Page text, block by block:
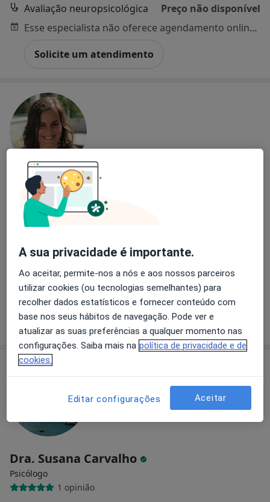
Avaliação neuropsicológica
Preço não disponível
Esse especialista não oferece agendamento online para esse endereço.
Solicite um atendimento
Liliana Correia
Psicólogo
16 opiniões
Dias Úteis - Psicologia e Psicoterapia Crianças e Casais
Avaliação neuropsicológica
Solicite um atendimento
Dra. Susana Carvalho
Psicólogo
1 opinião
A sua privacidade é importante.
Ao aceitar, permite-nos a nós e aos nossos parceiros
utilizar cookies (ou tecnologias semelhantes) para
recolher dados estatísticos e fornecer conteúdo com
base nos seus hábitos de navegação. Pode ver e
atualizar as suas preferências a qualquer momento nas
configurações. Saiba mais na política de privacidade e de
cookies.
Editar configurações Aceitar